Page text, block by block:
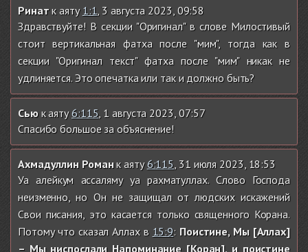
Ринатк аяту 1:1, 3 августа 2023, 09:58
Здравствуйте! В секции "Оригинал" в слове Милостивый
стоит вертикальная фатха после "мим", тогда как в
секции "Оригинал текст" фатха после "мим" никак не
удлиняется. Это опечатка или так и должно быть?
Сьюк аяту6:115, 1 августа 2023, 07:57
Спасибо большое за объяснение!
Ахмадуллин Романк аяту6:115, 31 июля 2023, 18:53
Уа алейкум ассаляму уа рахматуллах. Слово Господа
неизменно, но Он не защищал от людских искажений
Свои писания, это касается только священного Корана.
Потому что сказал Аллах в 15:9: Поистине, Мы [Аллах]
– Мы ниспослали Напоминание [Коран], и поистине